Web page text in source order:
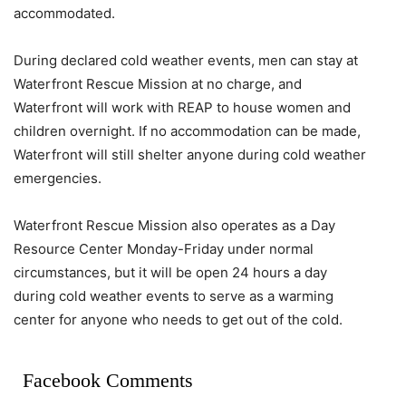
accommodated.
During declared cold weather events, men can stay at
Waterfront Rescue Mission at no charge, and
Waterfront will work with REAP to house women and
children overnight. If no accommodation can be made,
Waterfront will still shelter anyone during cold weather
emergencies.
Waterfront Rescue Mission also operates as a Day
Resource Center Monday-Friday under normal
circumstances, but it will be open 24 hours a day
during cold weather events to serve as a warming
center for anyone who needs to get out of the cold.
Facebook Comments